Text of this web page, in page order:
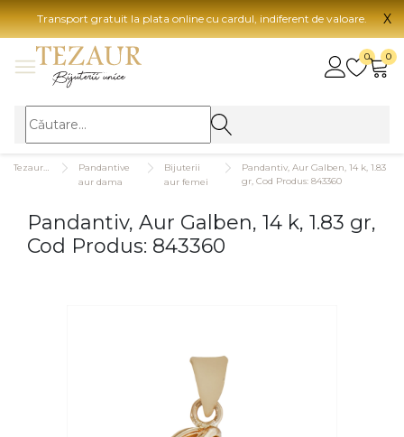
Transport gratuit la plata online cu cardul, indiferent de valoare. X
0 0
BIJUTERII
BIJUTERII FEMEI
Inele
Bratari
Pandantive
aur dama
Bijuterii
aur femei
Pandantiv, Aur Galben, 14 k, 1.83
gr, Cod Produs: 843360
Pandantiv, Aur Galben, 14 k, 1.83 gr,
Cod Produs: 843360